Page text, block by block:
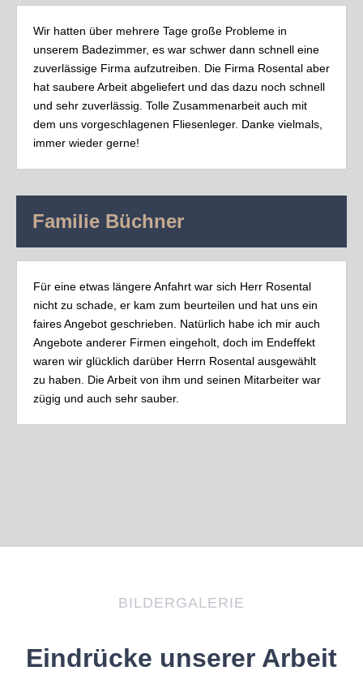
Wir hatten über mehrere Tage große Probleme in
unserem Badezimmer, es war schwer dann schnell eine
zuverlässige Firma aufzutreiben. Die Firma Rosental aber
hat saubere Arbeit abgeliefert und das dazu noch schnell
und sehr zuverlässig. Tolle Zusammenarbeit auch mit
dem uns vorgeschlagenen Fliesenleger. Danke vielmals,
immer wieder gerne!
Familie Büchner
Für eine etwas längere Anfahrt war sich Herr Rosental
nicht zu schade, er kam zum beurteilen und hat uns ein
faires Angebot geschrieben. Natürlich habe ich mir auch
Angebote anderer Firmen eingeholt, doch im Endeffekt
waren wir glücklich darüber Herrn Rosental ausgewählt
zu haben. Die Arbeit von ihm und seinen Mitarbeiter war
zügig und auch sehr sauber.
BILDERGALERIE
Eindrücke unserer Arbeit